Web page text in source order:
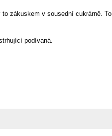
zákuskem v sousední cukrárně. To
podívaná.